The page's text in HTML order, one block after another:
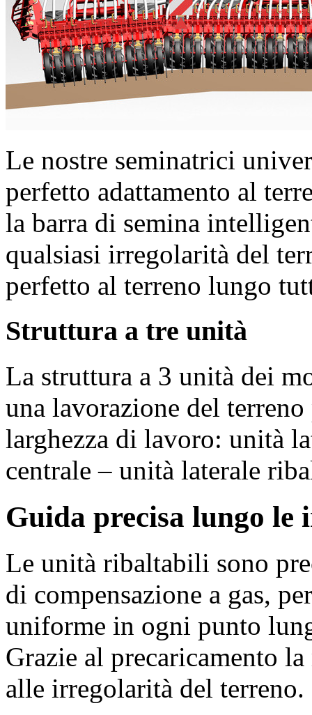
Le nostre seminatrici
perfetto adattamento al
la barra di semina
qualsiasi irregolarità del
perfetto al terreno lungo
Struttura a tre unità
La struttura a 3 unità dei
una lavorazione del
larghezza di lavoro: unità
centrale – unità laterale
Guida precisa lungo
Le unità ribaltabili sono
di compensazione a gas,
uniforme in ogni punto
Grazie al precaricamento
alle irregolarità del terreno.